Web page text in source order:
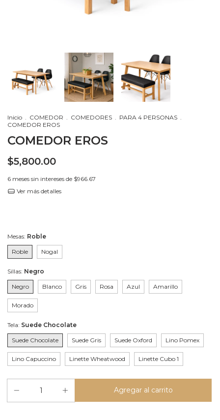
Inicio . COMEDOR . COMEDORES . PARA 4 PERSONAS .
COMEDOR EROS
COMEDOR EROS
$5,800.00
6 meses sin intereses de $966.67
Ver más detalles
Mesas: Roble
Roble Nogal
Sillas: Negro
Negro Blanco Gris Rosa Azul Amarillo
Morado
Tela: Suede Chocolate
Suede Chocolate Suede Gris Suede Oxford Lino Pomex
Lino Capuccino Linette Wheatwood Linette Cubo 1